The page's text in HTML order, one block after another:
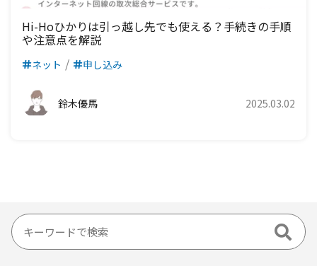
Hi-Hoひかりは引っ越し先でも使える？手続きの手順
や注意点を解説
ネット 申し込み
鈴木優馬 2025.03.02